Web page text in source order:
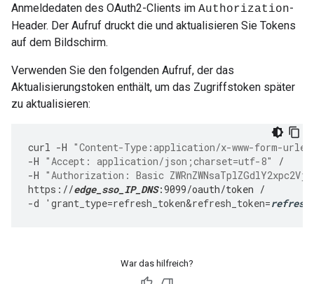
Anmeldedaten des OAuth2-Clients im Authorization-
Header. Der Aufruf druckt die und aktualisieren Sie Tokens
auf dem Bildschirm.
Verwenden Sie den folgenden Aufruf, der das
Aktualisierungstoken enthält, um das Zugriffstoken später
zu aktualisieren:
curl -H "Content-Type:application/x-www-form-
-H "Accept: application/json;charset=utf-8"
/
-H "Authorization: Basic
https : //edge_sso_IP_DNS:9099/oauth/token /
-d ' grant_type=refresh_token&refresh_token=
War das hilfreich?